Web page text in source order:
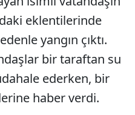
eklentilerinde
yangın çıktı.
bir taraftan su
ederken, bir
haber verdi.